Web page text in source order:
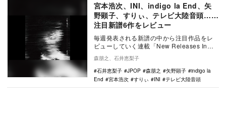
宮本浩次、INI、indigo la End、矢
野顕子、すりぃ、テレビ大陸音頭……
注目新譜6作をレビュー
毎週発表される新譜の中から注目作品をレ
ビューしていく連載「New Releases In
Focus」。宮本浩次「零地点Bomb…
森朋之、石井恵梨子
石井恵梨子
JPOP 森朋之 矢野顕子
indigo la
End
宮本浩次 すりぃ INI テレビ大陸音頭